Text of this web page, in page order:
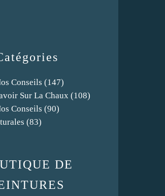
Conseils (147)
Sur La Chaux (108)
Conseils (90)
(83)
DE